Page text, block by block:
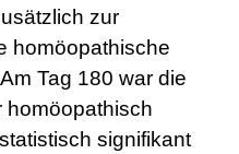
zur
homöopathische
Tag 180 war die
homöopathisch
signifikant